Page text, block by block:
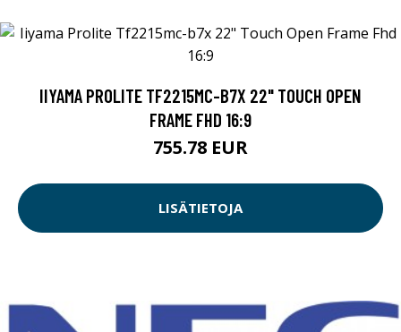
IIYAMA PROLITE TF2215MC-B7X 22" TOUCH OPEN
FRAME FHD 16:9
755.78 EUR
LISÄTIETOJA